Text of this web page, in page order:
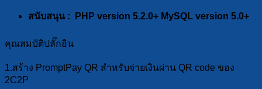
สนับสนุน : PHP version 5.2.0+ MySQL version 5.0+
คุณสมบัติปลั๊กอิน
1.สร้าง PromptPay QR สำหรับจ่ายเงินผ่าน QR code ของ
2C2P